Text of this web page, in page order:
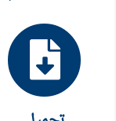
بشكل متعثر
تفرضها
مكبوتات. .